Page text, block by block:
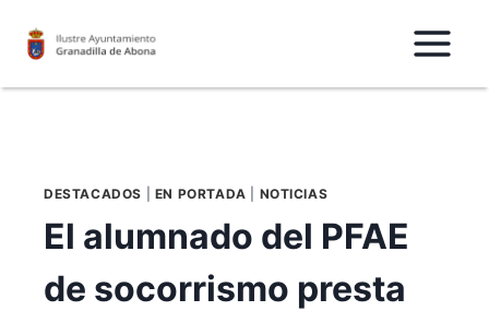
DESTACADOS EN PORTADA NOTICIAS
El alumnado del PFAE
de socorrismo presta